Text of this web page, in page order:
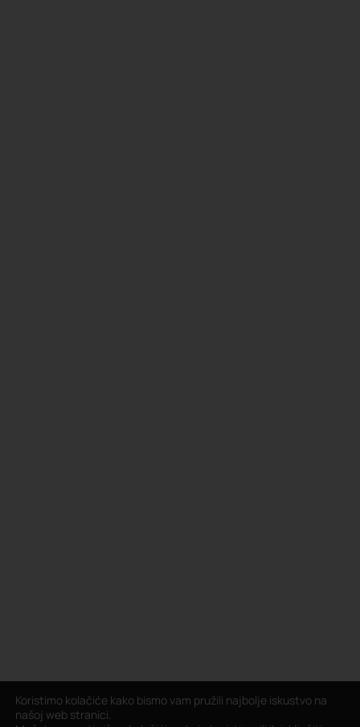
Koristimo kolačiće kako bismo vam pružili najbolje iskustvo na
našoj web stranici.